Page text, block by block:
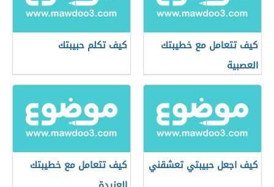
كيف تتعامل مع خطيبتك
العصبية
كيف تكلم حبيبتك
كيف اجعل حبيبتي تعشقني
كيف تتعامل مع خطيبتك